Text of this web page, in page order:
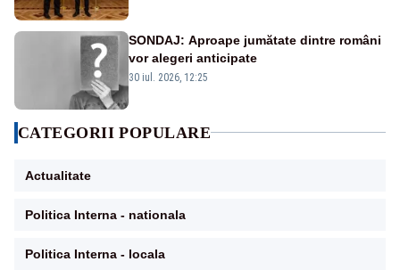
SONDAJ: Aproape jumătate dintre români
vor alegeri anticipate
30 iul. 2026, 12:25
CATEGORII POPULARE
Actualitate
Politica Interna - nationala
Politica Interna - locala